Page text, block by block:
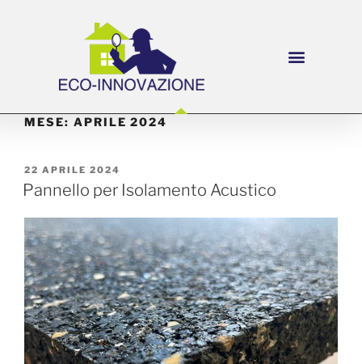
MESE: APRILE 2024
22 APRILE 2024
Pannello per Isolamento Acustico